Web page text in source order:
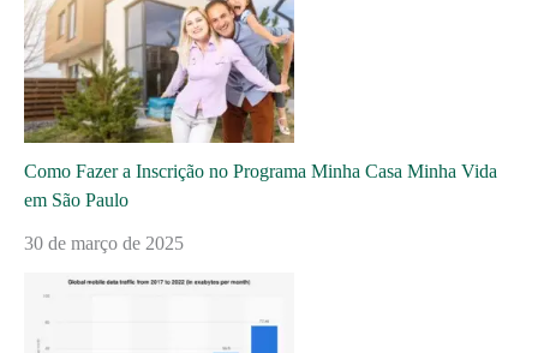
Como Fazer a Inscrição no Programa Minha Casa Minha Vida
em São Paulo
30 de março de 2025